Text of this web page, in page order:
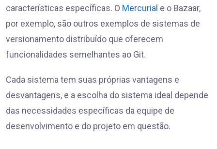
características específicas. O Mercurial e o Bazaar,
por exemplo, são outros exemplos de sistemas de
versionamento distribuído que oferecem
funcionalidades semelhantes ao Git.
Cada sistema tem suas próprias vantagens e
desvantagens, e a escolha do sistema ideal depende
das necessidades específicas da equipe de
desenvolvimento e do projeto em questão.